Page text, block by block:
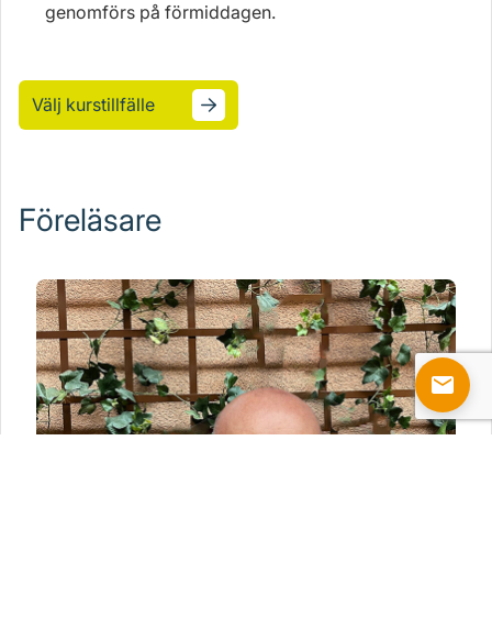
genomförs på förmiddagen.
Välj kurstillfälle
Föreläsare